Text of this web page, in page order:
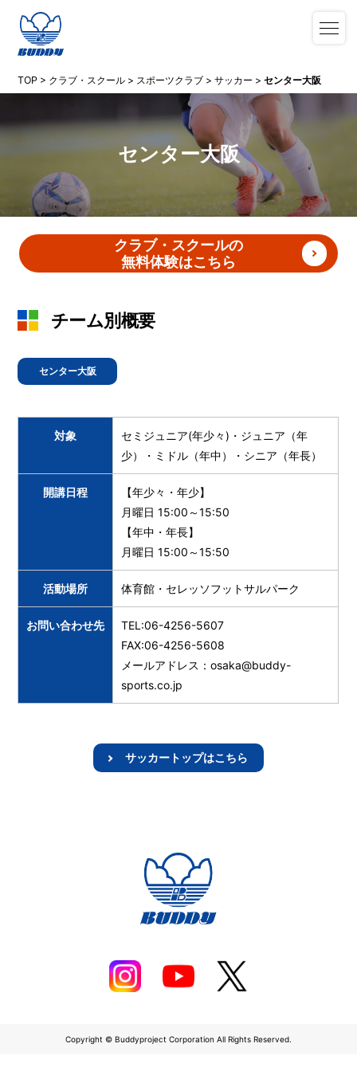
TOP > クラブ・スクール > スポーツクラブ >サッカー >センター大阪
センター大阪
クラブ・スクールの
無料体験はこちら
チーム別概要
センター大阪
対象
セミジュニア(年少々)・ジュニア（年
少）・ミドル（年中）・シニア（年長）
開講日程
【年少々・年少】
月曜日 15:00～15:50
【年中・年長】
月曜日 15:00～15:50
活動場所 体育館・セレッソフットサルパーク
お問い合わせ先
TEL:06-4256-5607
FAX:06-4256-5608
メールアドレス：osaka@buddy-
sports.co.jp
サッカートップはこちら
Copyright © Buddyproject Corporation All Rights Reserved.